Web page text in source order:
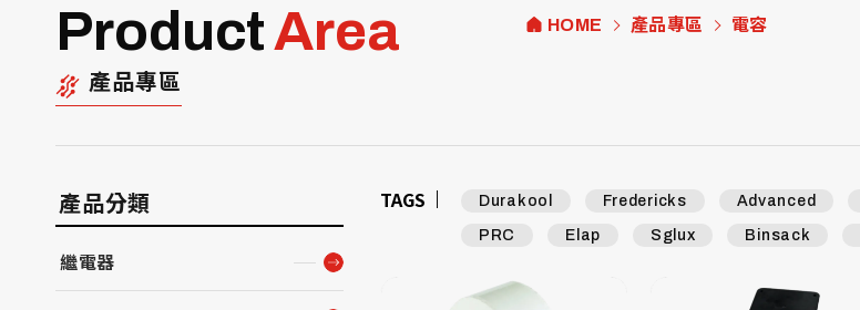
ProductArea
產品專區
HOME 產品專區 電容
產品分類
繼電器
TAGS Durakool Fredericks Advanced
PRC Elap Sglux Binsack